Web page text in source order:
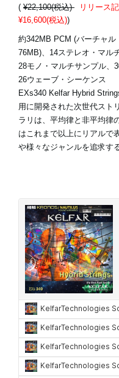
( ¥22,100(税込)
リリース
¥16,600(税込))
約342MB PCM (バーチャル
76MB)、14ステレオ・マル
28モノ・マルチサンプル、
26ウェーブ・シーケンス
EXs340 Kelfar Hybrid
用に開発された次世代スト
ラリは、平均律と非平均律
はこれまで以上にリアルで
や様々なジャンルを追求す